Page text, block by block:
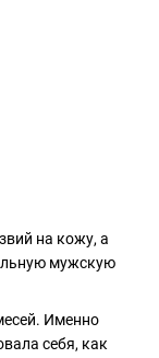
на кожу, а
мужскую
Именно
себя, как